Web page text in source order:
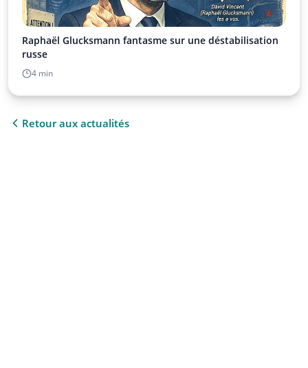
Raphaël Glucksmann fantasme sur une déstabilisation
russe
4 min
Retour aux actualités